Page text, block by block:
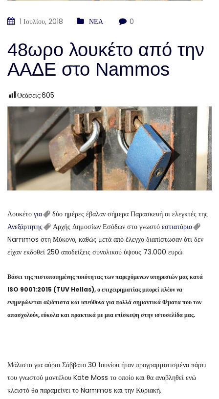
1 Ιουλίου, 2018 ΝΕΑ 0
48ωρο λουκέτο από την
ΑΑΔΕ στο Nammos
Θεάσεις:605
Λουκέτο για
δύο ημέρες έβαλαν σήμερα Παρασκευή οι ελεγκτές της
Ανεξάρτητης
Αρχής Δημοσίων Εσόδων στο γνωστό εστιατόριο
Nammos στη Μύκονο, καθώς μετά από έλεγχο διαπίστωσαν ότι δεν
είχαν εκδοθεί 250 αποδείξεις συνολικού ύψους 73.000 ευρώ.
Βάσει της πιστοποιημένης ποιότητας των παρεχόμενων υπηρεσιών μας κατά
ISO 9001:2015 (TUV Hellas), ο επιχειρηματίας μπορεί πλέον να
ενημερώνεται αξιόπιστα και υπεύθυνα για πολλά σημαντικά θέματα που τον
απασχολούν, εύκολα και πρακτικά με μια επίσκεψη στην ιστοσελίδα μας.
Μάλιστα για αύριο Σάββατο 30 Ιουνίου ήταν προγραμματισμένο πάρτι
του γνωστού μοντέλου Kate Moss το οποίο και θα αναβληθεί ενώ
κλειστό θα παραμείνει το Nammos και την Κυριακή.